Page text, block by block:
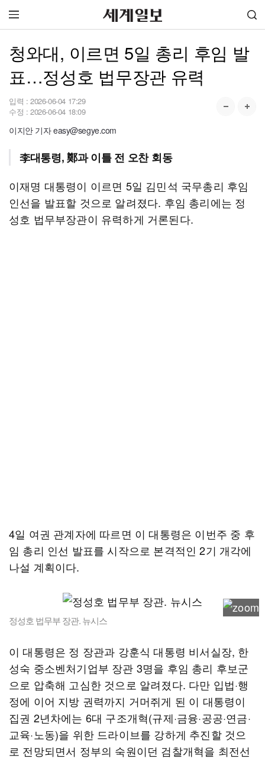
청와대, 이르면 5일 총리 후임 발
표…정성호 법무장관 유력
입력 : 2026-06-04 17:29
수정 : 2026-06-04 18:09
이지안 기자 easy@segye.com
李대통령, 鄭과 이틀 전 오찬 회동
이재명 대통령이 이르면 5일 김민석 국무총리 후임
인선을 발표할 것으로 알려졌다. 후임 총리에는 정
성호 법무부장관이 유력하게 거론된다.
4일 여권 관계자에 따르면 이 대통령은 이번주 중 후
임 총리 인선 발표를 시작으로 본격적인 2기 개각에
나설 계획이다.
정성호 법무부 장관. 뉴시스
이 대통령은 정 장관과 강훈식 대통령 비서실장, 한
성숙 중소벤처기업부 장관 3명을 후임 총리 후보군
으로 압축해 고심한 것으로 알려졌다. 다만 입법·행
정에 이어 지방 권력까지 거머쥐게 된 이 대통령이
집권 2년차에는 6대 구조개혁(규제·금융·공공·연금·
교육·노동)을 위한 드라이브를 강하게 추진할 것으
로 전망되면서 정부의 숙원이던 검찰개혁을 최전선